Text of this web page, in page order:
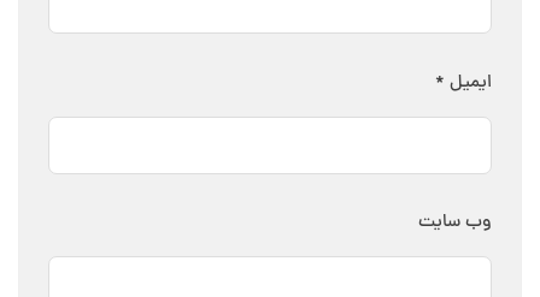
ایمیل *
وب‌ سایت